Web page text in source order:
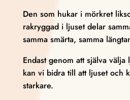
Den som hukar i mörkret
rakryggad i ljuset delar
samma smärta, samma
Endast genom att själva
kan vi bidra till att ljuset och
starkare.